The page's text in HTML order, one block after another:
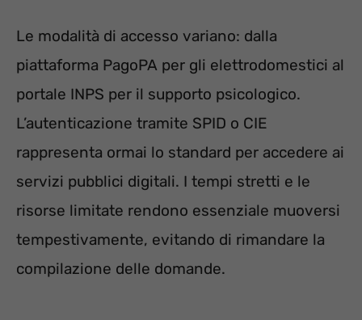
Le modalità di accesso variano: dalla
piattaforma PagoPA per gli elettrodomestici al
portale INPS per il supporto psicologico.
L’autenticazione tramite SPID o CIE
rappresenta ormai lo standard per accedere ai
servizi pubblici digitali. I tempi stretti e le
risorse limitate rendono essenziale muoversi
tempestivamente, evitando di rimandare la
compilazione delle domande.